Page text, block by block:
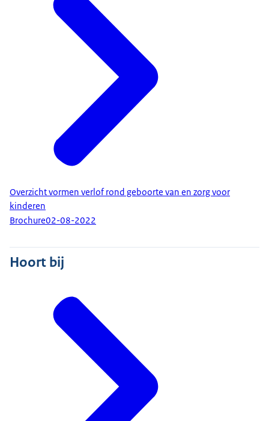
Overzicht vormen verlof rond geboorte van en zorg voor
kinderen
Brochure02-08-2022
Hoort bij